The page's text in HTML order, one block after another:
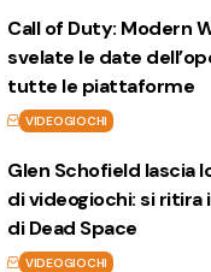
Call of Duty: Modern
svelate le date
tutte le piattaforme
VIDEOGIOCHI
Glen Schofield lascia
di videogiochi: si ritira
di Dead Space
VIDEOGIOCHI